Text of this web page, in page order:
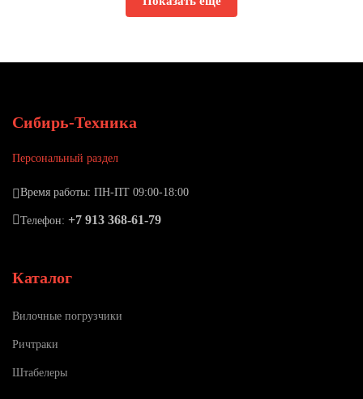
Сибирь-Техника
Персональный раздел
Время работы: ПН-ПТ 09:00-18:00
Телефон: +7 913 368-61-79
Каталог
Вилочные погрузчики
Ричтраки
Штабелеры